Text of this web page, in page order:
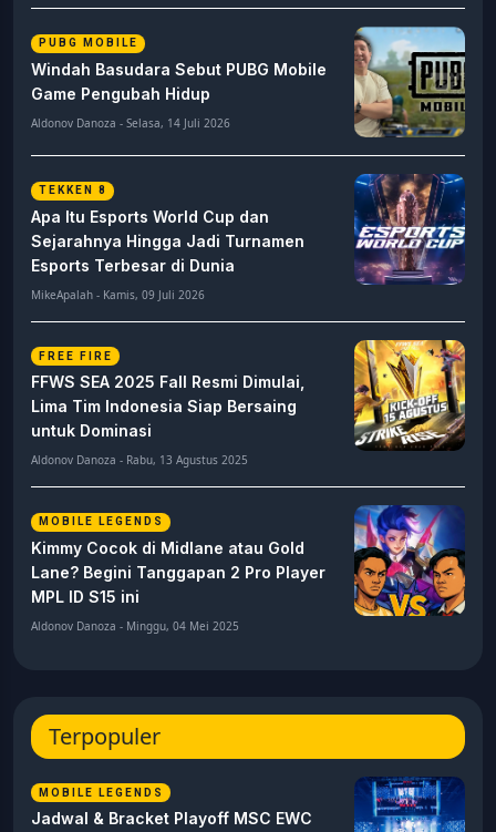
PUBG MOBILE
Windah Basudara Sebut PUBG Mobile
Game Pengubah Hidup
Aldonov Danoza - Selasa, 14 Juli 2026
TEKKEN 8
Apa Itu Esports World Cup dan
Sejarahnya Hingga Jadi Turnamen
Esports Terbesar di Dunia
MikeApalah - Kamis, 09 Juli 2026
FREE FIRE
FFWS SEA 2025 Fall Resmi Dimulai,
Lima Tim Indonesia Siap Bersaing
untuk Dominasi
Aldonov Danoza - Rabu, 13 Agustus 2025
MOBILE LEGENDS
Kimmy Cocok di Midlane atau Gold
Lane? Begini Tanggapan 2 Pro Player
MPL ID S15 ini
Aldonov Danoza - Minggu, 04 Mei 2025
Terpopuler
MOBILE LEGENDS
Jadwal & Bracket Playoff MSC EWC